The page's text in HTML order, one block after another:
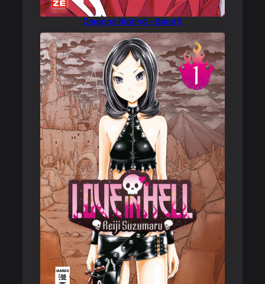
Dragons Rioting – Band 5